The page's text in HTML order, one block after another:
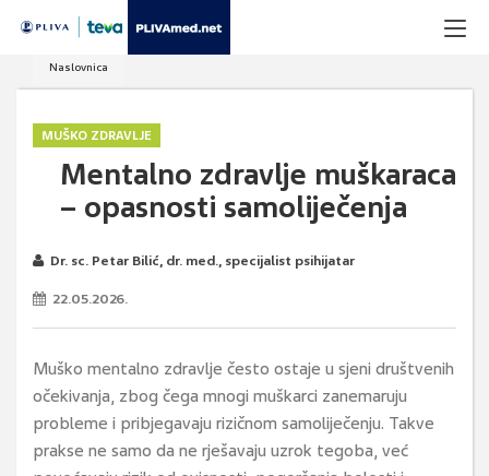
Naslovnica
MUŠKO ZDRAVLJE
Mentalno zdravlje muškaraca
– opasnosti samoliječenja
Dr. sc. Petar Bilić, dr. med., specijalist psihijatar
22.05.2026.
Muško mentalno zdravlje često ostaje u sjeni društvenih
očekivanja, zbog čega mnogi muškarci zanemaruju
probleme i pribjegavaju rizičnom samoliječenju. Takve
prakse ne samo da ne rješavaju uzrok tegoba, već